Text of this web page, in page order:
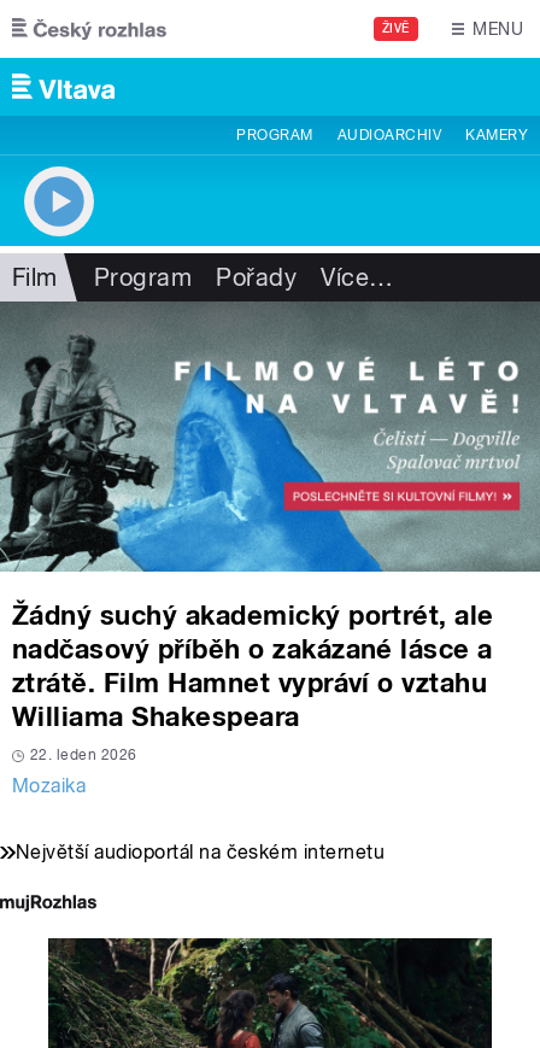
Přejít k hlavnímu obsahu
ŽIVĚ MENU
PROGRAM AUDIOARCHIV KAMERY
Film Program Pořady Více…
Žádný suchý akademický portrét, ale
nadčasový příběh o zakázané lásce a
ztrátě. Film Hamnet vypráví o vztahu
Williama Shakespeara
22. leden 2026
Mozaika
Největší audioportál na českém internetu